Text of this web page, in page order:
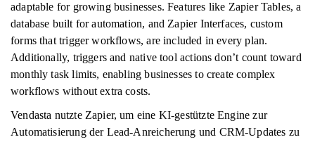
adaptable for growing businesses. Features like Zapier Tables, a
database built for automation, and Zapier Interfaces, custom
forms that trigger workflows, are included in every plan.
Additionally, triggers and native tool actions don’t count toward
monthly task limits, enabling businesses to create complex
workflows without extra costs.
Vendasta nutzte Zapier, um eine KI-gestützte Engine zur
Automatisierung der Lead-Anreicherung und CRM-Updates zu